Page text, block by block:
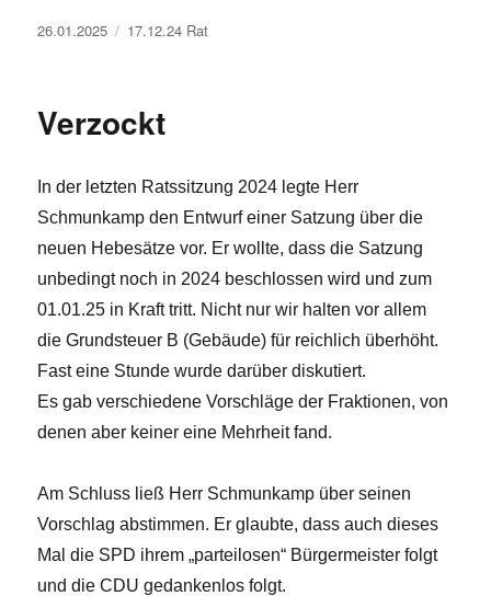
Veröffentlicht
26.01.2025 Kategorien
17.12.24 Rat
Verzockt
In der letzten Ratssitzung 2024 legte Herr
Schmunkamp den Entwurf einer Satzung über die
neuen Hebesätze vor. Er wollte, dass die Satzung
unbedingt noch in 2024 beschlossen wird und zum
01.01.25 in Kraft tritt. Nicht nur wir halten vor allem
die Grundsteuer B (Gebäude) für reichlich überhöht.
Fast eine Stunde wurde darüber diskutiert.
Es gab verschiedene Vorschläge der Fraktionen, von
denen aber keiner eine Mehrheit fand.
Am Schluss ließ Herr Schmunkamp über seinen
Vorschlag abstimmen. Er glaubte, dass auch dieses
Mal die SPD ihrem „parteilosen“ Bürgermeister folgt
und die CDU gedankenlos folgt.